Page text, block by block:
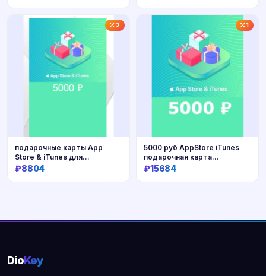
2
подарочные карты App
Store & iTunes для
пополнения баланса Apple ID
₽8804
1
5000 руб AppStore iTunes
подарочная карта
пополненияRUR
₽15684
DioKey